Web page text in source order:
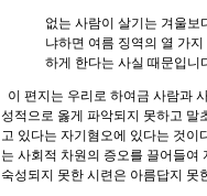
없는 사람이 살기는 겨울
냐하면 여름 징역의 열 가
하게 한다는 사실 때문입
이 편지는 우리로 하여금 사람과
성적으로 옳게 파악되지 못하고 말
고 있다는 자기혐오에 있다는 것이
는 사회적 차원의 증오를 끌어들여
숙성되지 못한 시련은 아름답지